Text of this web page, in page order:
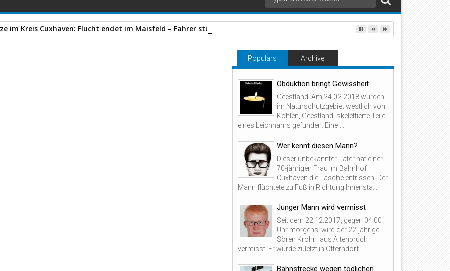
im Kreis Cuxhaven: Flucht endet im Maisfeld – Fahrer stürzt auf Rollsplitt
Populars Archive
Obduktion bringt Gewissheit
Geestland. Am 24.02.2018 wurden
im Naturschutzgebiet westlich von
Köhlen, Geestland, skelettierte Teile
eines Leichnams gefunden. Eine ...
Wer kennt diesen Mann?
Dieser unbekannter Täter hat einer
70-jährigen Frau im Bahnhof
Cuxhaven die Tasche entrissen. Der
Mann flüchtete zu Fuß in Richtung Innensta...
Junger Mann wird vermisst
Seit dem 22.12.2017, gegen 04.00
Uhr morgens, wird der 22-jährige
Sören Krohn aus Altenbruch
vermisst. Er wurde zuletzt in Otterndorf ...
Bahnstrecke wegen tödlichen